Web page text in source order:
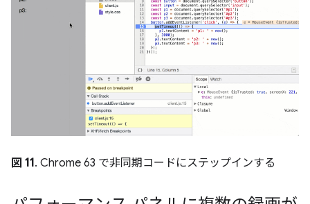
図 11. Chrome 63 で非同期コードにステップインする